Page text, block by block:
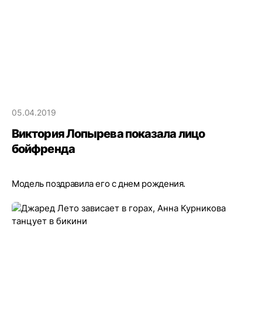
05.04.2019
Виктория Лопырева показала лицо
бойфренда
Модель поздравила его с днем рождения.